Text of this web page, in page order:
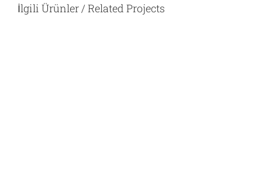
İlgili Ürünler / Related Projects